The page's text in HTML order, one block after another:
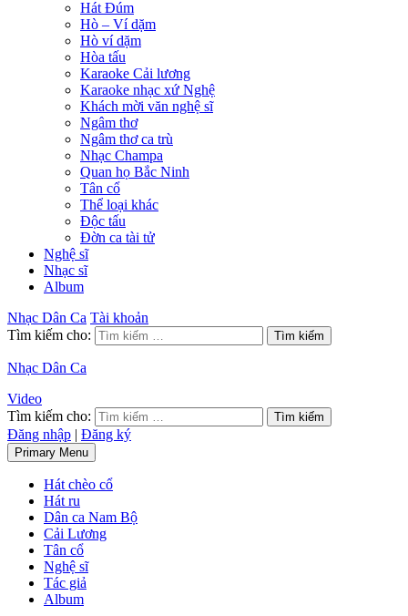
Hát Đúm
Hò – Ví dặm
Hò ví dặm
Hòa tấu
Karaoke Cải lương
Karaoke nhạc xứ Nghệ
Khách mời văn nghệ sĩ
Ngâm thơ
Ngâm thơ ca trù
Nhạc Champa
Quan họ Bắc Ninh
Tân cổ
Thể loại khác
Độc tấu
Đờn ca tài tử
Nghệ sĩ
Nhạc sĩ
Album
Nhạc Dân Ca Tài khoản
Tìm kiếm cho:
Nhạc Dân Ca
Video
Tìm kiếm cho:
Đăng nhập | Đăng ký
Primary Menu
Hát chèo cổ
Hát ru
Dân ca Nam Bộ
Cải Lương
Tân cổ
Nghệ sĩ
Tác giả
Album